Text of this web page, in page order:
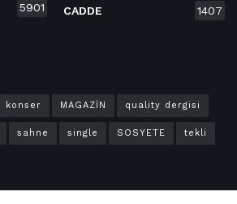
5901 CADDE 1407
konser MAGAZİN quality dergisi
sahne single SOSYETE tekli